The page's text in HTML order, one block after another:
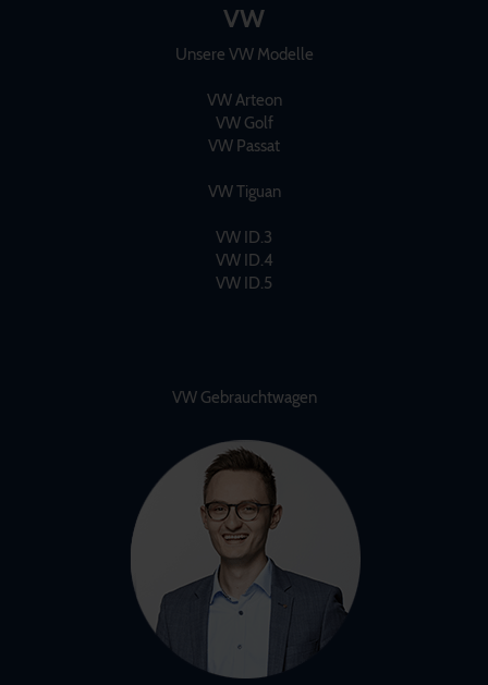
VW
Unsere VW Modelle
VW Arteon
VW Golf
VW Passat
VW Tiguan
VW ID.3
VW ID.4
VW ID.5
VW Gebrauchtwagen